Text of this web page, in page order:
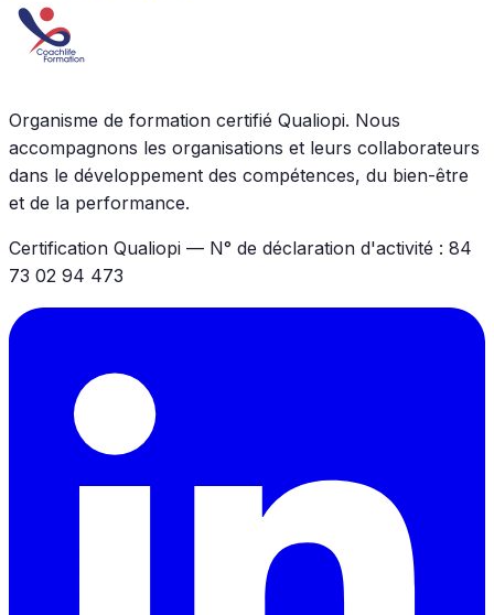
Organisme de formation certifié Qualiopi. Nous
accompagnons les organisations et leurs collaborateurs
dans le développement des compétences, du bien-être
et de la performance.
Certification Qualiopi — N° de déclaration d'activité : 84
73 02 94 473